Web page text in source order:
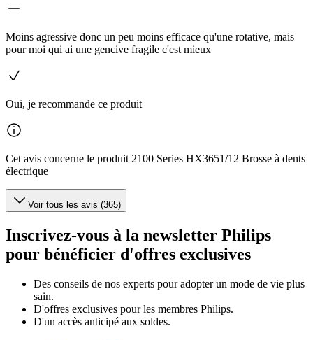
Moins agressive donc un peu moins efficace qu'une rotative, mais
pour moi qui ai une gencive fragile c'est mieux
Oui, je recommande ce produit
Cet avis concerne le produit 2100 Series HX3651/12 Brosse à dents
électrique
Voir tous les avis (365)
Inscrivez-vous à la newsletter Philips
pour bénéficier d'offres exclusives
Des conseils de nos experts pour adopter un mode de vie plus
sain.
D'offres exclusives pour les membres Philips.
D'un accès anticipé aux soldes.